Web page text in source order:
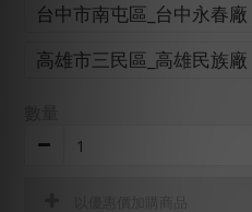
台中市南屯區_台中永春廠
高雄市三民區_高雄民族廠